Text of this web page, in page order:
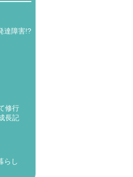
達障害!?
修行
長記
らし